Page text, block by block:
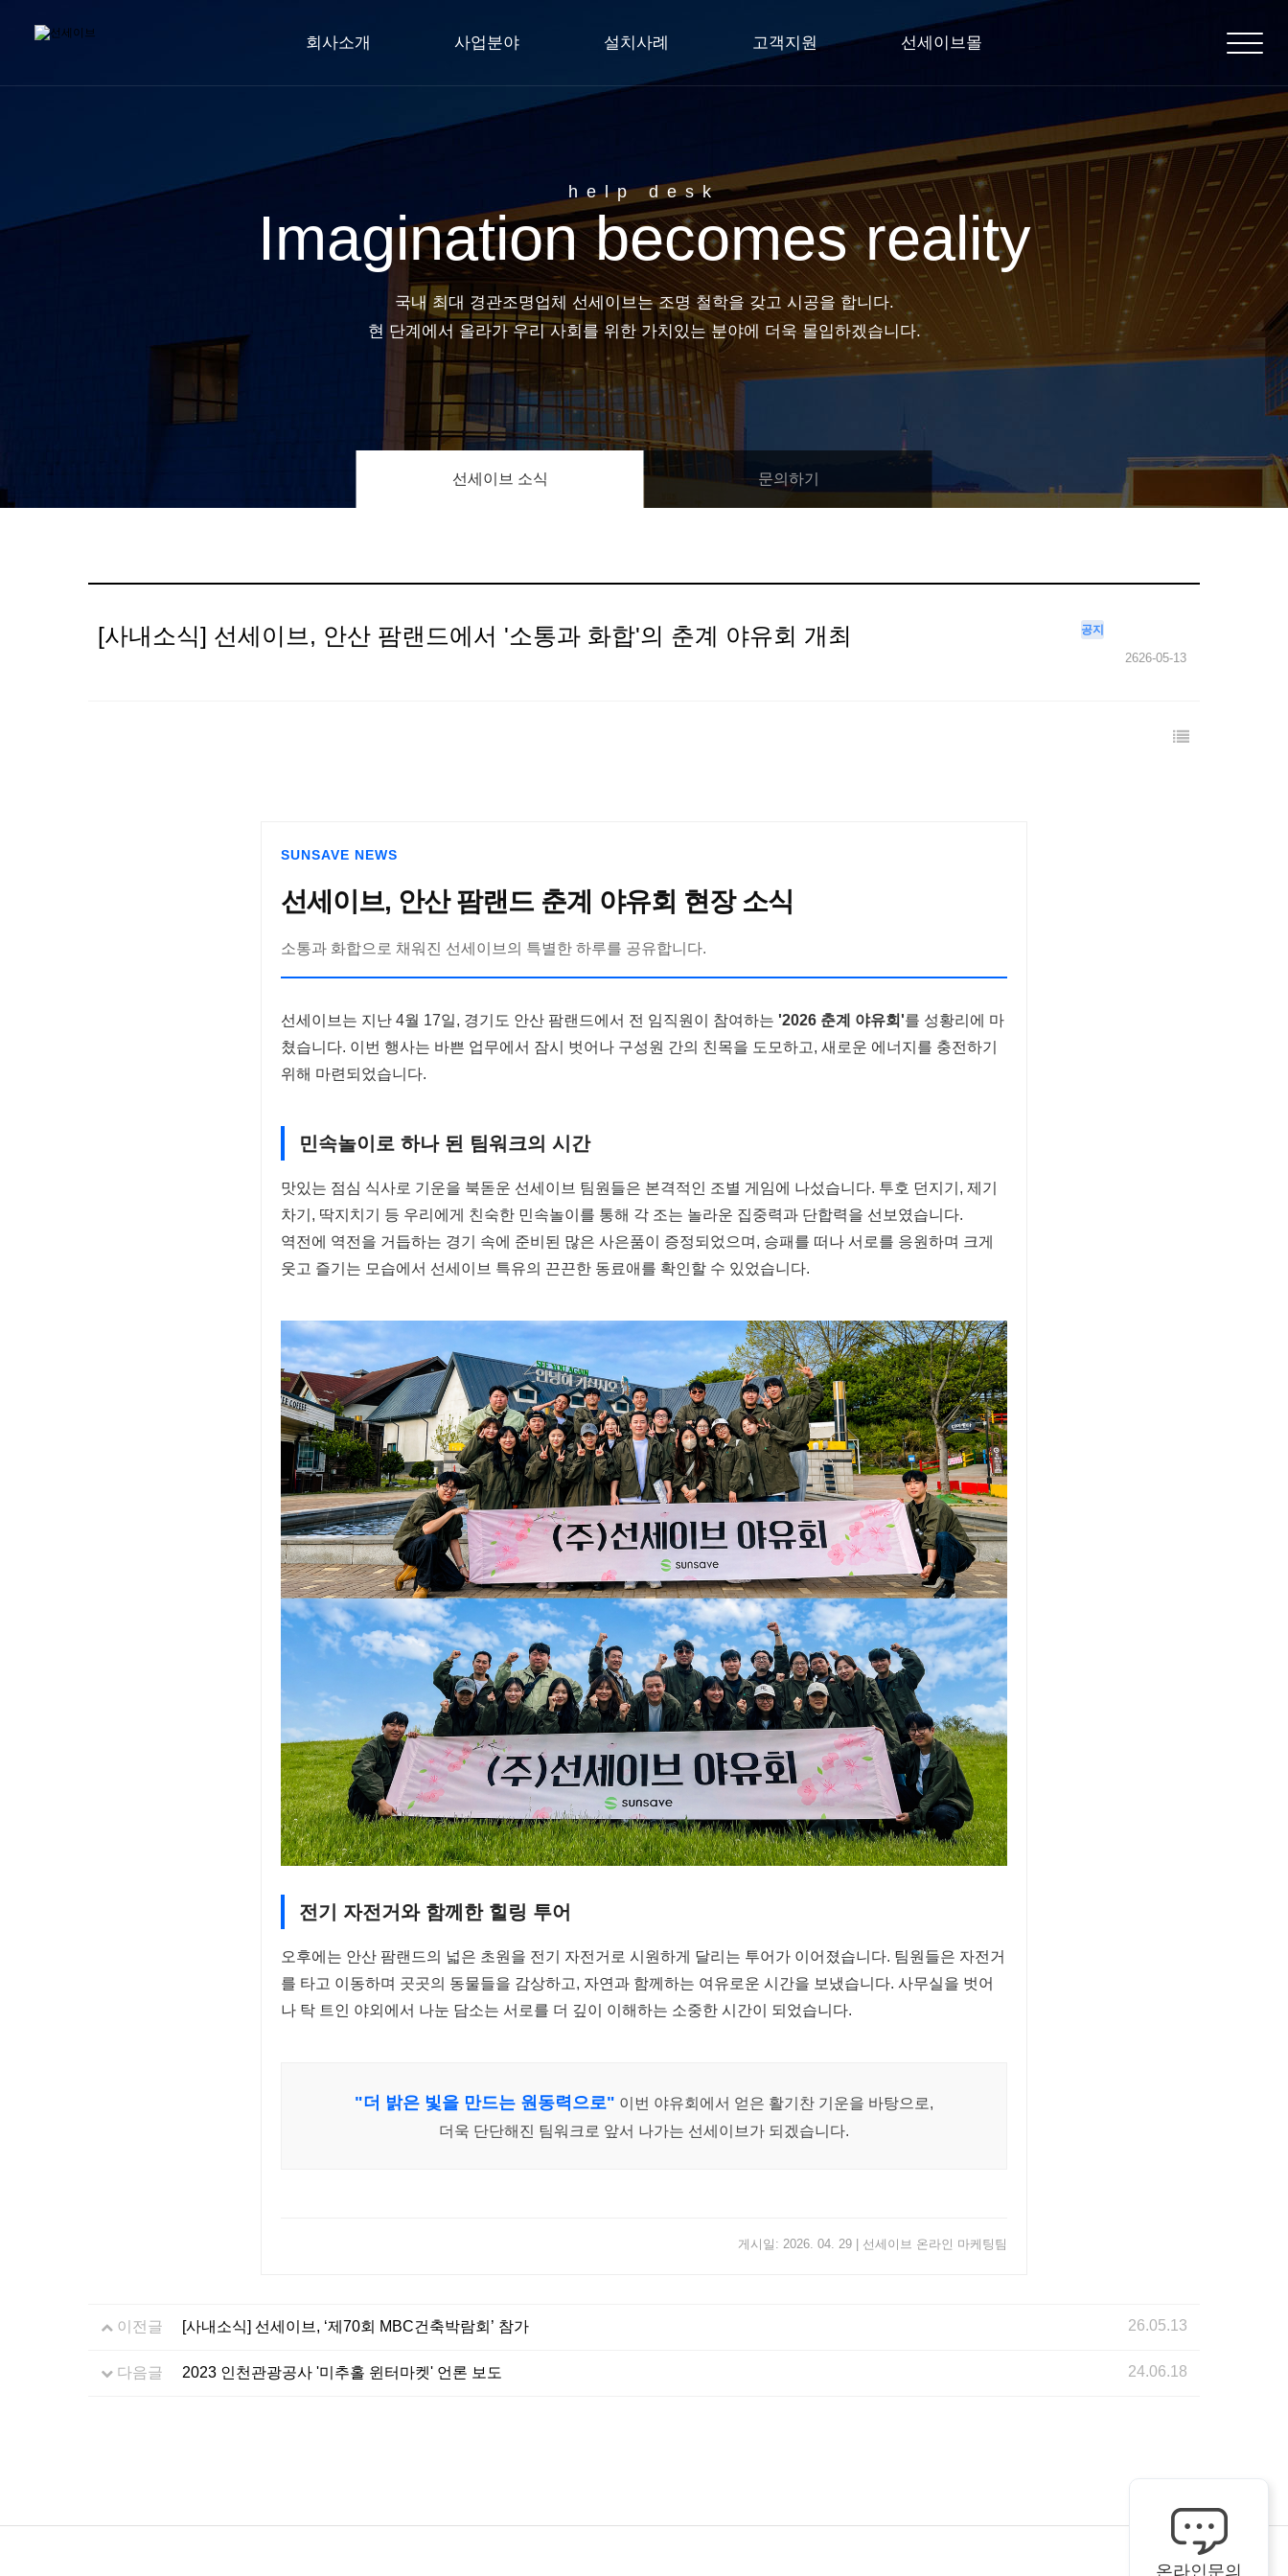
회사소개 사업분야 설치사례 고객지원 선세이브몰
help desk
Imagination becomes reality
국내 최대 경관조명업체 선세이브는 조명 철학을 갖고 시공을 합니다.
현 단계에서 올라가 우리 사회를 위한 가치있는 분야에 더욱 몰입하겠습니다.
선세이브 소식 문의하기
공지
[사내소식] 선세이브, 안산 팜랜드에서 '소통과 화합'의 춘계 야유회 개최
2626-05-13
SUNSAVE NEWS
선세이브, 안산 팜랜드 춘계 야유회 현장 소식
소통과 화합으로 채워진 선세이브의 특별한 하루를 공유합니다.
선세이브는 지난 4월 17일, 경기도 안산 팜랜드에서 전 임직원이 참여하는 '2026 춘계 야유회'를 성황리에 마
쳤습니다. 이번 행사는 바쁜 업무에서 잠시 벗어나 구성원 간의 친목을 도모하고, 새로운 에너지를 충전하기
위해 마련되었습니다.
민속놀이로 하나 된 팀워크의 시간
맛있는 점심 식사로 기운을 북돋운 선세이브 팀원들은 본격적인 조별 게임에 나섰습니다. 투호 던지기, 제기
차기, 딱지치기 등 우리에게 친숙한 민속놀이를 통해 각 조는 놀라운 집중력과 단합력을 선보였습니다.
역전에 역전을 거듭하는 경기 속에 준비된 많은 사은품이 증정되었으며, 승패를 떠나 서로를 응원하며 크게
웃고 즐기는 모습에서 선세이브 특유의 끈끈한 동료애를 확인할 수 있었습니다.
전기 자전거와 함께한 힐링 투어
오후에는 안산 팜랜드의 넓은 초원을 전기 자전거로 시원하게 달리는 투어가 이어졌습니다. 팀원들은 자전거
를 타고 이동하며 곳곳의 동물들을 감상하고, 자연과 함께하는 여유로운 시간을 보냈습니다. 사무실을 벗어
나 탁 트인 야외에서 나눈 담소는 서로를 더 깊이 이해하는 소중한 시간이 되었습니다.
"더 밝은 빛을 만드는 원동력으로" 이번 야유회에서 얻은 활기찬 기운을 바탕으로,
더욱 단단해진 팀워크로 앞서 나가는 선세이브가 되겠습니다.
게시일: 2026. 04. 29 | 선세이브 온라인 마케팅팀
이전글 [사내소식] 선세이브, ‘제70회 MBC건축박람회’ 참가 26.05.13
다음글 2023 인천관광공사 '미추홀 윈터마켓' 언론 보도 24.06.18
온라인문의